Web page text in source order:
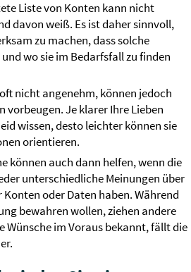
Liste von Konten kann nicht
davon weiß. Es ist daher sinnvoll,
zu machen, dass solche
wo sie im Bedarfsfall zu finden
nicht angenehm, können jedoch
vorbeugen. Je klarer Ihre Lieben
wissen, desto leichter können sie
orientieren.
können auch dann helfen, wenn die
unterschiedliche Meinungen über
oder Daten haben. Während
bewahren wollen, ziehen andere
Wünsche im Voraus bekannt, fällt die